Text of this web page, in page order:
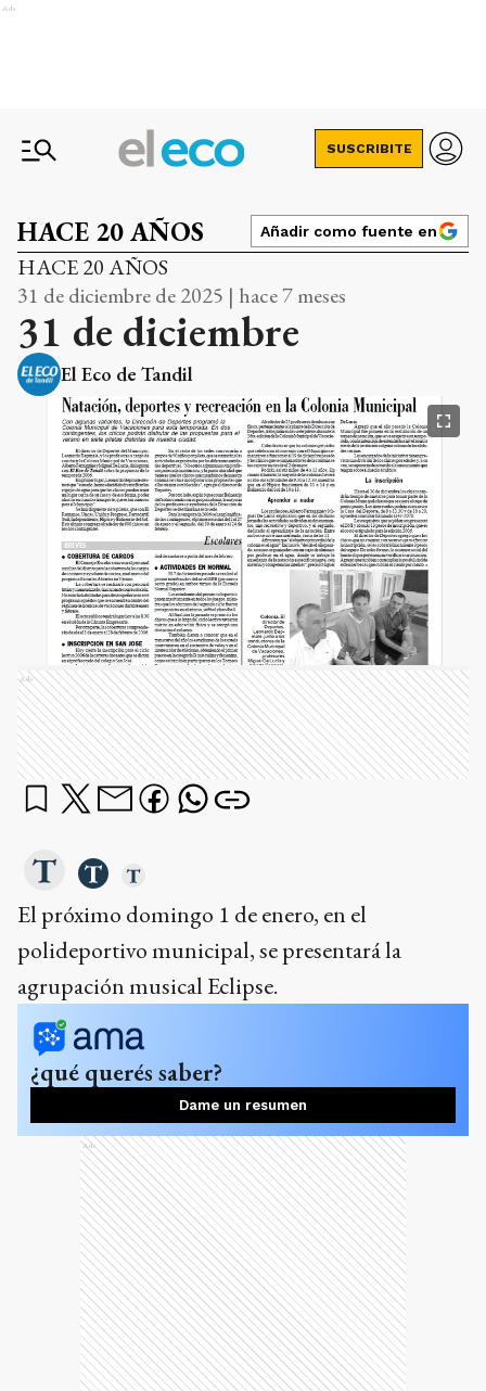
Ads
SUSCRIBITE
HACE 20 AÑOS Añadir como fuente en
HACE 20 AÑOS
31 de diciembre de 2025 | hace 7 meses
31 de diciembre
El Eco de Tandil
Ads
El próximo domingo 1 de enero, en el
polideportivo municipal, se presentará la
agrupación musical Eclipse.
¿qué querés saber?
Dame un resumen
Ads